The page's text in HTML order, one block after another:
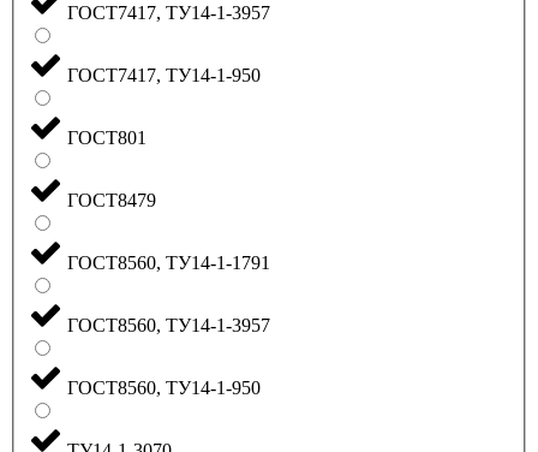
ГОСТ7417, ТУ14-1-3957
ГОСТ7417, ТУ14-1-950
ГОСТ801
ГОСТ8479
ГОСТ8560, ТУ14-1-1791
ГОСТ8560, ТУ14-1-3957
ГОСТ8560, ТУ14-1-950